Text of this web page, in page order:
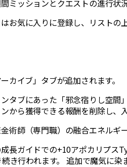
ミッションとクエストの進行
お気に入りに登録し、リストの
カイブ」タブが追加されます。
タブにあった「邪念宿りし空
から獲得できる報酬を削除し
術師（専門職）の融合エネルギ
長ガイドでの+10アポカリプス
き行われます。 追加で魔気に